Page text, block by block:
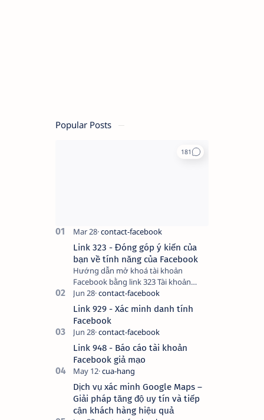
Popular Posts
Link 323 - Đóng góp ý kiến của
bạn về tính năng của Facebook
Hướng dẫn mở khoá tài khoản
Facebook bằng link 323 Tài khoản
Facebook bị vô hiệu hóa có thể do
nhiều nguyên nhân, do bạn đăng bài
hay thực hiện…
Link 929 - Xác minh danh tính
Facebook
Link 948 - Báo cáo tài khoản
Facebook giả mạo
Dịch vụ xác minh Google Maps –
Giải pháp tăng độ uy tín và tiếp
cận khách hàng hiệu quả